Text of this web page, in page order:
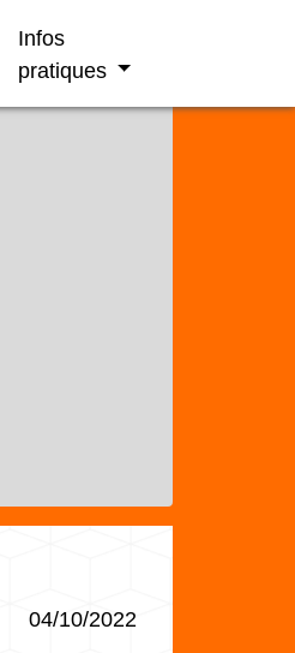
Infos
pratiques
04/10/2022